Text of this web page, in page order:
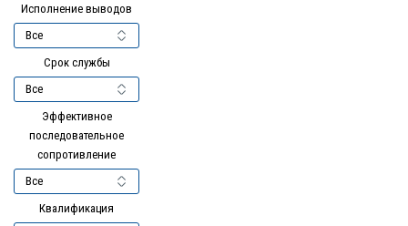
Исполнение выводов
Срок службы
Эффективное
последовательное
сопротивление
Квалификация